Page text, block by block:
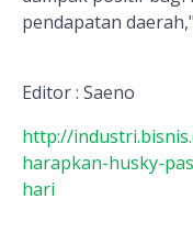
pendapatan
Editor : Saeno
http://
harapkan-husky-
hari